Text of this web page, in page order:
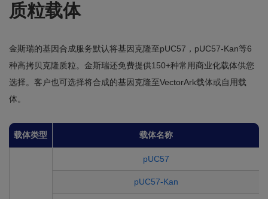
质粒载体
金斯瑞的基因合成服务默认将基因克隆至pUC57，pUC57-Kan等6
种高拷贝克隆质粒。金斯瑞还免费提供150+种常用商业化载体供您
选择。客户也可选择将合成的基因克隆至VectorArk载体或自用载
体。
载体类型 载体名称
pUC57
pUC57-Kan